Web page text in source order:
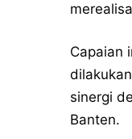
Capaian
sinergi
Banten.